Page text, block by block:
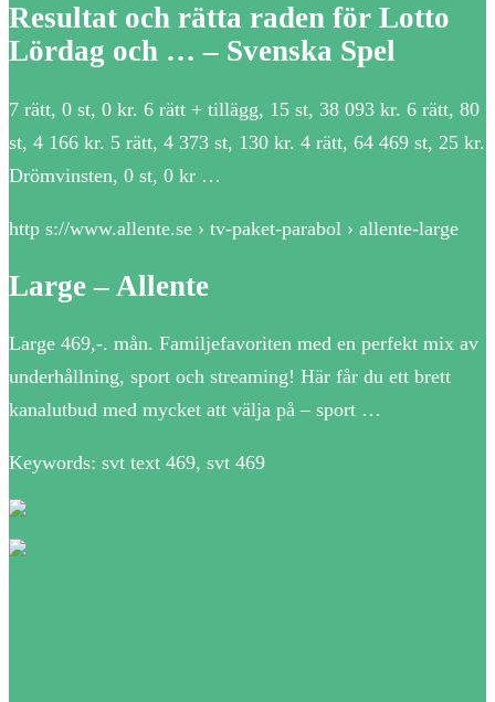
Resultat och rätta raden för Lotto
Lördag och … – Svenska Spel
7 rätt, 0 st, 0 kr. 6 rätt + tillägg, 15 st, 38 093 kr. 6 rätt, 80
st, 4 166 kr. 5 rätt, 4 373 st, 130 kr. 4 rätt, 64 469 st, 25 kr.
Drömvinsten, 0 st, 0 kr …
http s://www.allente.se › tv-paket-parabol › allente-large
Large – Allente
Large 469,-. mån. Familjefavoriten med en perfekt mix av
underhållning, sport och streaming! Här får du ett brett
kanalutbud med mycket att välja på – sport …
Keywords: svt text 469, svt 469